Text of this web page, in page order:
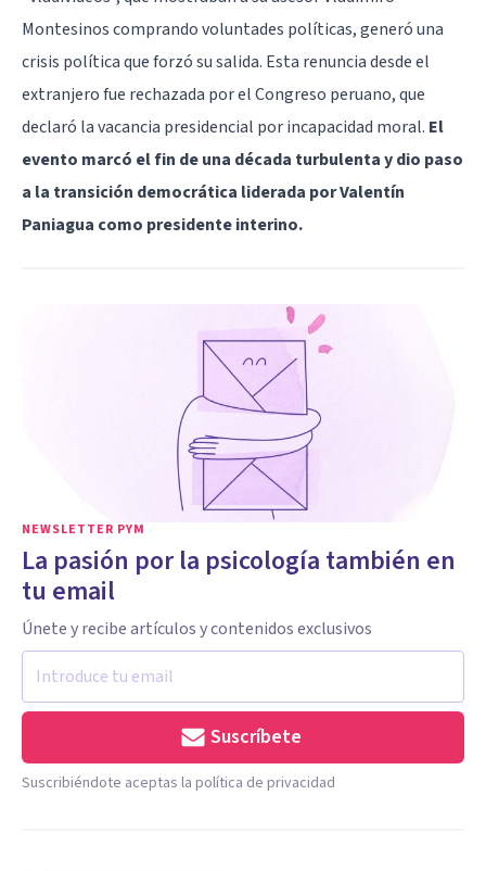
Montesinos comprando voluntades políticas, generó una
crisis política que forzó su salida. Esta renuncia desde el
extranjero fue rechazada por el Congreso peruano, que
declaró la vacancia presidencial por incapacidad moral. El
evento marcó el fin de una década turbulenta y dio paso
a la transición democrática liderada por Valentín
Paniagua como presidente interino.
NEWSLETTER PYM
La pasión por la psicología también en
tu email
Únete y recibe artículos y contenidos exclusivos
Suscríbete
Suscribiéndote aceptas la política de privacidad